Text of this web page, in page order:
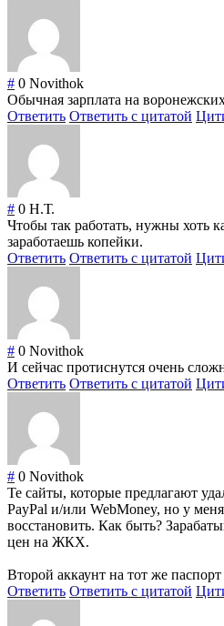
# 0 Novithok
Обычная зарплата на
Ответить Ответить с цитатой
# 0 Н.Т.
Чтобы так работать, нужны хоть
заработаешь копейки.
Ответить Ответить с цитатой
# 0 Novithok
И сейчас протиснутся очень
Ответить Ответить с цитатой
# 0 Novithok
Те сайты, которые предлагают
PayPal и/или WebMoney, но у
восстановить. Как быть?
цен на ЖКХ.
Второй аккаунт на тот же
Ответить Ответить с цитатой